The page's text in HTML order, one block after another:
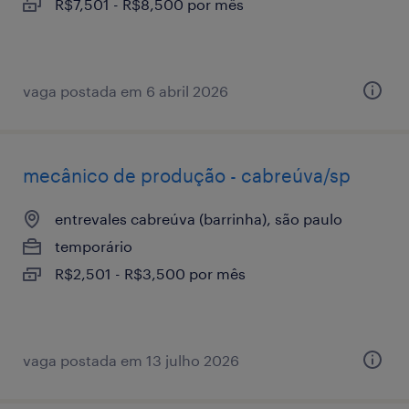
R$7,501 - R$8,500 por mês
vaga postada em 6 abril 2026
mecânico de produção - cabreúva/sp
entrevales cabreúva (barrinha), são paulo
temporário
R$2,501 - R$3,500 por mês
vaga postada em 13 julho 2026